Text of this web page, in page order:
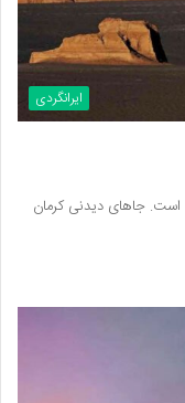
ایرانگردی
است. جاهای دیدنی کرمان